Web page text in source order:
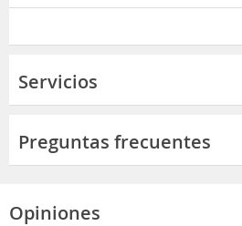
Servicios
Preguntas frecuentes
Opiniones